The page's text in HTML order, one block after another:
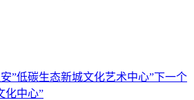
”低碳生态新城文化艺术中心”下一个
化中心”